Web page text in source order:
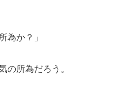
為か？」
所為だろう。